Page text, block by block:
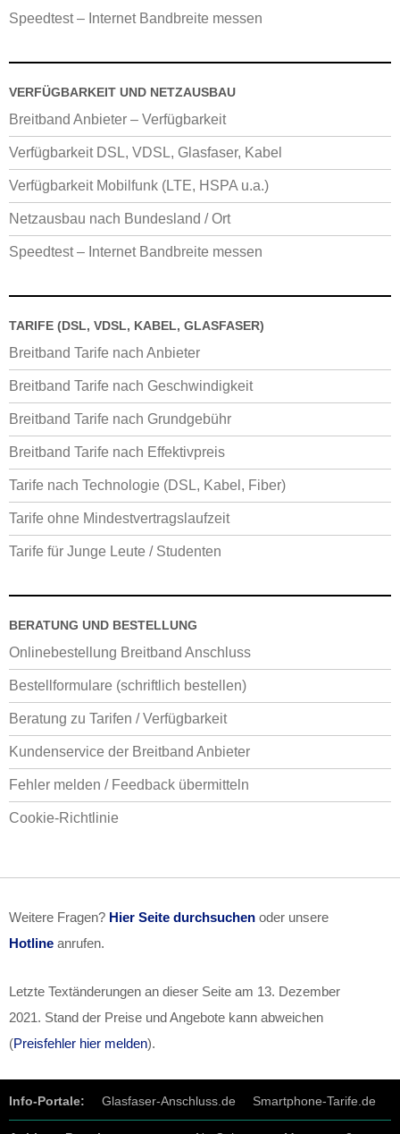
Speedtest – Internet Bandbreite messen
VERFÜGBARKEIT UND NETZAUSBAU
Breitband Anbieter – Verfügbarkeit
Verfügbarkeit DSL, VDSL, Glasfaser, Kabel
Verfügbarkeit Mobilfunk (LTE, HSPA u.a.)
Netzausbau nach Bundesland / Ort
Speedtest – Internet Bandbreite messen
TARIFE (DSL, VDSL, KABEL, GLASFASER)
Breitband Tarife nach Anbieter
Breitband Tarife nach Geschwindigkeit
Breitband Tarife nach Grundgebühr
Breitband Tarife nach Effektivpreis
Tarife nach Technologie (DSL, Kabel, Fiber)
Tarife ohne Mindestvertragslaufzeit
Tarife für Junge Leute / Studenten
BERATUNG UND BESTELLUNG
Onlinebestellung Breitband Anschluss
Bestellformulare (schriftlich bestellen)
Beratung zu Tarifen / Verfügbarkeit
Kundenservice der Breitband Anbieter
Fehler melden / Feedback übermitteln
Cookie-Richtlinie
Weitere Fragen? Hier Seite durchsuchen oder unsere
Hotline anrufen.
Letzte Textänderungen an dieser Seite am 13. Dezember
2021 . Stand der Preise und Angebote kann abweichen
(Preisfehler hier melden).
Info-Portale: Glasfaser-Anschluss.de Smartphone-Tarife.de